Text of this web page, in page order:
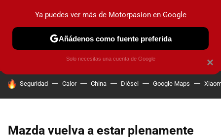
PRUEBAS COCHES ELÉCTRICOS OBSERVATORIO
HOY SE HABLA DE
Seguridad Calor China Diésel Google Maps
Mazda vuelva a estar plenamente
×
Ya puedes ver más de Motorpasion en Google
Añádenos como fuente preferida
Solo necesitas una cuenta de Google